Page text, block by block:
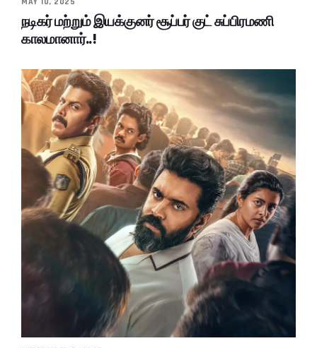
நடிகர் மற்றும் இயக்குனர் சூப்பர் குட் சுப்பிரமணி
காலமானார்..!